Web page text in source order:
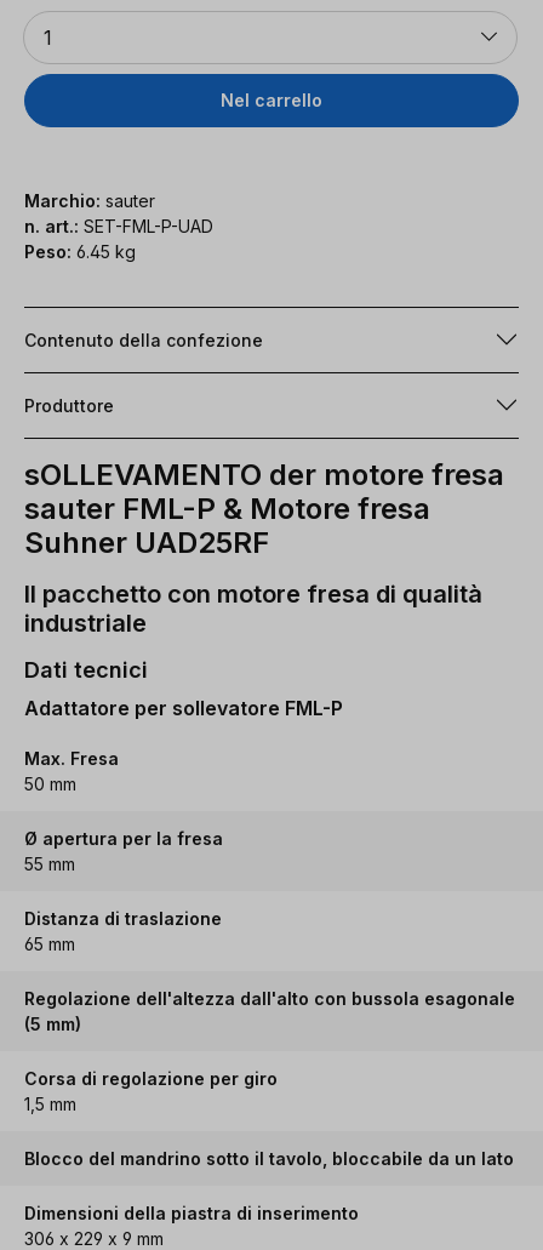
Quantità
1
Nel carrello
Marchio: sauter
n. art.: SET-FML-P-UAD
Peso: 6.45 kg
Contenuto della confezione
Produttore
sOLLEVAMENTO der motore fresa
sauter FML-P & Motore fresa
Suhner UAD25RF
Il pacchetto con motore fresa di qualità
industriale
Dati tecnici
Adattatore per sollevatore FML-P
Max. Fresa
50 mm
Ø apertura per la fresa
55 mm
Distanza di traslazione
65 mm
Regolazione dell'altezza dall'alto con bussola esagonale
(5 mm)
Corsa di regolazione per giro
1,5 mm
Blocco del mandrino sotto il tavolo, bloccabile da un lato
Dimensioni della piastra di inserimento
306 x 229 x 9 mm